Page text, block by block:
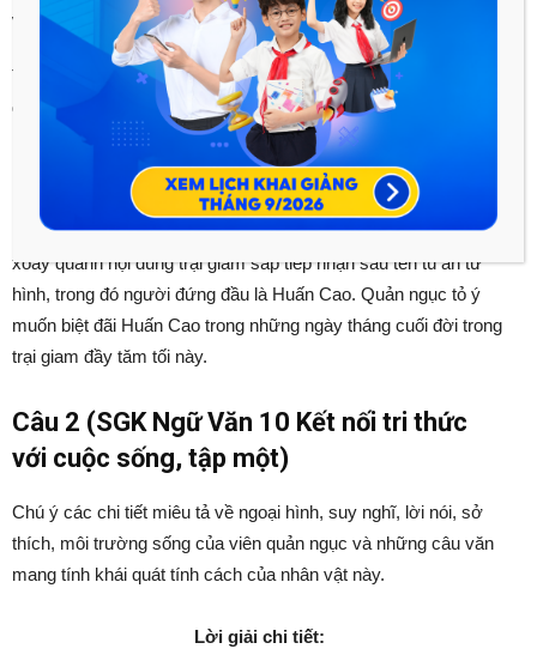
với cuộc sống, tập một)
Tóm tắt nội dung cuộc trò chuyện giữa hai nhân vật là viên
quản ngục và thầy thơ lại.
Lời giải chi tiết:
Cuộc trò chuyện của nhân vật viên quản ngục và thầy thơ lại
xoay quanh nội dung trại giam sắp tiếp nhận sáu tên tù án tử
hình, trong đó người đứng đầu là Huấn Cao. Quản ngục tỏ ý
muốn biệt đãi Huấn Cao trong những ngày tháng cuối đời trong
trại giam đầy tăm tối này.
Câu 2 (SGK Ngữ Văn 10 Kết nối tri thức
với cuộc sống, tập một)
Chú ý các chi tiết miêu tả về ngoại hình, suy nghĩ, lời nói, sở
thích, môi trường sống của viên quản ngục và những câu văn
mang tính khái quát tính cách của nhân vật này.
Lời giải chi tiết: